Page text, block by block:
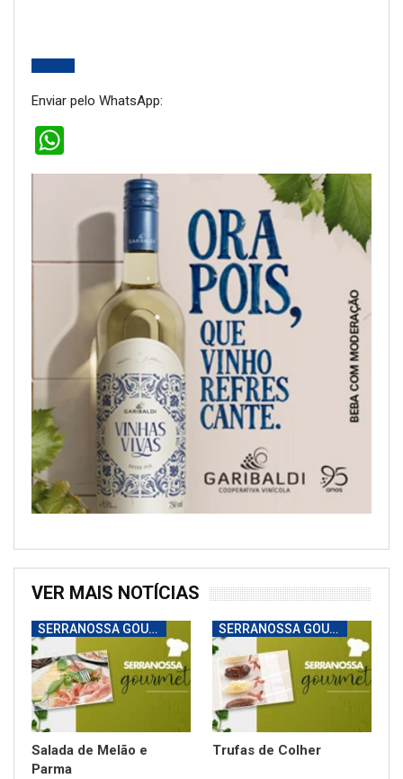
Enviar pelo WhatsApp:
VER MAIS NOTÍCIAS
SERRANOSSA GOURMET
Salada de Melão e
Parma
SERRANOSSA GOURMET
Trufas de Colher